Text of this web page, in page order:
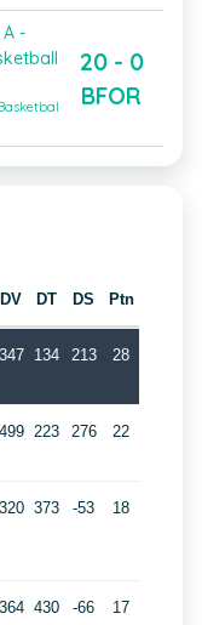
A -
20 - 0
BFOR
DV DT DS Ptn
347 134 213 28
499 223 276 22
320 373 -53 18
364 430 -66 17